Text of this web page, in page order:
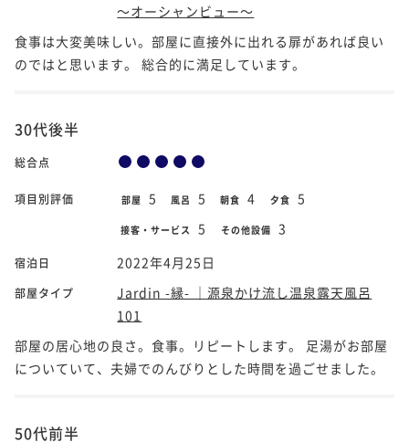
～オーシャンビュー～
食事は大変美味しい。部屋に直接外に出れる扉があれば良い
のではと思います。 総合的に満足しています。
30代後半
総合点
項目別評価 部屋 5 風呂 5 朝食 4 夕食 5
接客・サービス 5 その他設備 3
宿泊日 2022年4月25日
部屋タイプ
Jardin -縁- ｜源泉かけ流し温泉露天風呂
101
部屋の居心地の良さ。食事。リピートします。 足湯がお部屋
についていて、夫婦でのんびりとした時間を過ごせました。
50代前半